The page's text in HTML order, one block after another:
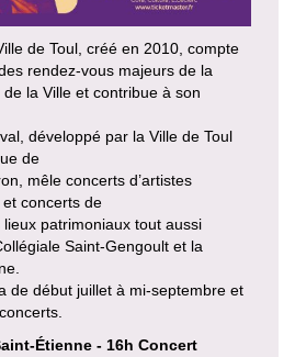
de Toul, créé en 2010, compte
rendez-vous majeurs de la
la Ville et contribue à son
développé par la Ville de Toul
de
mêle concerts d’artistes
concerts de
patrimoniaux tout aussi
Saint-Gengoult et la
de début juillet à mi-septembre et
Étienne - 16h Concert